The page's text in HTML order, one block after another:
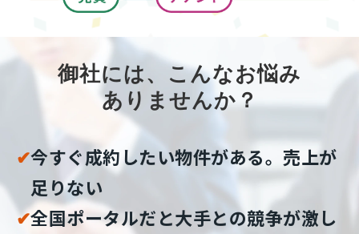
御社には、こんなお悩み
ありませんか？
✔︎今すぐ成約したい物件がある。売上が
足りない
✔︎全国ポータルだと大手との競争が激し